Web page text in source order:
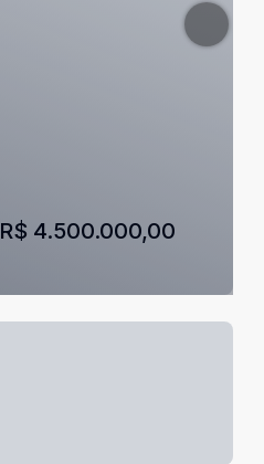
R$ 4.500.000,00